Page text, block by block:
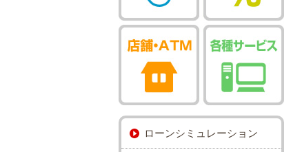
ローンシミュレーション